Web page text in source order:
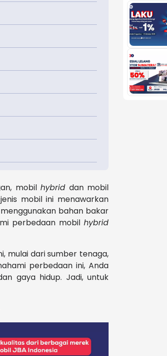
mobilhybrid dan mobil
mobil ini menawarkan
bahan bakar
perbedaan mobil hybrid
mulai dari sumber tenaga,
perbedaan ini, Anda
gaya hidup. Jadi, untuk